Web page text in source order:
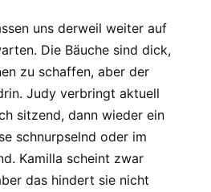
uns derweil weiter auf
Die Bäuche sind dick,
zu schaffen, aber der
Judy verbringt aktuell
sitzend, dann wieder ein
schnurpselnd oder im
Kamilla scheint zwar
das hindert sie nicht